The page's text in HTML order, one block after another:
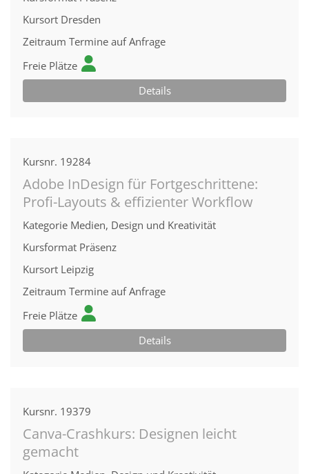
Kursort Dresden
Zeitraum Termine auf Anfrage
Freie Plätze
Details
Kursnr. 19284
Adobe InDesign für Fortgeschrittene:
Profi-Layouts & effizienter Workflow
Kategorie Medien, Design und Kreativität
Kursformat Präsenz
Kursort Leipzig
Zeitraum Termine auf Anfrage
Freie Plätze
Details
Kursnr. 19379
Canva-Crashkurs: Designen leicht
gemacht